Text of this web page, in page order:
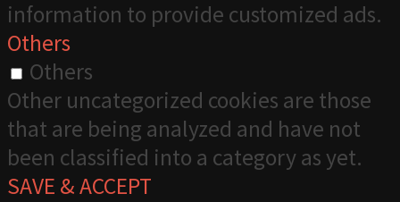
information to provide customized ads.
Others
Others
Other uncategorized cookies are those
that are being analyzed and have not
been classified into a category as yet.
SAVE & ACCEPT